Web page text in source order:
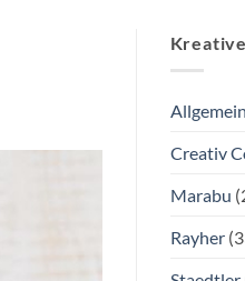
Allgemein
Creativ
Marabu
Rayher